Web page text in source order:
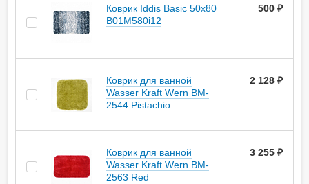
Коврик Iddis Basic 50х80
B01M580i12
500
Коврик для ванной
Wasser Kraft Wern BM-
2544 Pistachio
2 128
Коврик для ванной
Wasser Kraft Wern BM-
2563 Red
3 255